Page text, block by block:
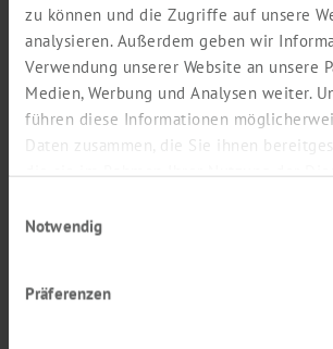
zu können und die Zugriffe auf unsere
analysieren. Außerdem geben wir
Verwendung unserer Website an unsere
Medien, Werbung und Analysen weiter.
führen diese Informationen
Daten zusammen, die Sie ihnen
Notwendig
Präferenzen
exakt enthält
CAS-Nummer (XX-XX-X)